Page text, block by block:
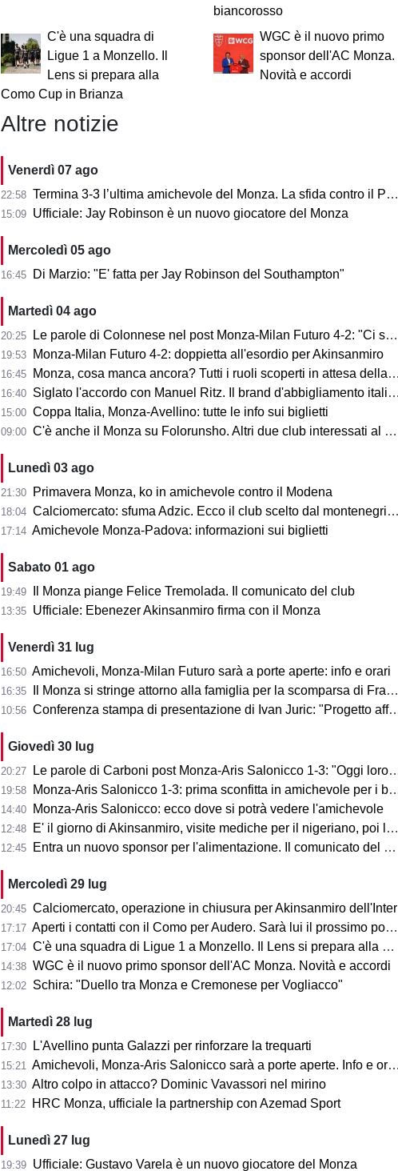
biancorosso
C'è una squadra di
Ligue 1 a Monzello. Il
Lens si prepara alla
Como Cup in Brianza
WGC è il nuovo primo
sponsor dell'AC Monza.
Novità e accordi
Altre notizie
Venerdì 07 ago
22:58 Termina 3-3 l’ultima amichevole del Monza. La sfida contro il Padova si concentra nella ripresa.
15:09 Ufficiale: Jay Robinson è un nuovo giocatore del Monza
Mercoledì 05 ago
16:45 Di Marzio: "E' fatta per Jay Robinson del Southampton"
Martedì 04 ago
20:25 Le parole di Colonnese nel post Monza-Milan Futuro 4-2: "Ci sentiamo importanti"
19:53 Monza-Milan Futuro 4-2: doppietta all'esordio per Akinsanmiro
16:45 Monza, cosa manca ancora? Tutti i ruoli scoperti in attesa della fine del mercato
16:40 Siglato l'accordo con Manuel Ritz. Il brand d'abbigliamento italiano vestirà il Monza
15:00 Coppa Italia, Monza-Avellino: tutte le info sui biglietti
09:00 C'è anche il Monza su Folorunsho. Altri due club interessati al giocatore
Lunedì 03 ago
21:30 Primavera Monza, ko in amichevole contro il Modena
18:04 Calciomercato: sfuma Adzic. Ecco il club scelto dal montenegrino.
17:14 Amichevole Monza-Padova: informazioni sui biglietti
Sabato 01 ago
19:49 Il Monza piange Felice Tremolada. Il comunicato del club
13:35 Ufficiale: Ebenezer Akinsanmiro firma con il Monza
Venerdì 31 lug
16:50 Amichevoli, Monza-Milan Futuro sarà a porte aperte: info e orari
16:35 Il Monza si stringe attorno alla famiglia per la scomparsa di Franco Baresi
10:56 Conferenza stampa di presentazione di Ivan Juric: "Progetto affascinante"
Giovedì 30 lug
20:27 Le parole di Carboni post Monza-Aris Salonicco 1-3: "Oggi loro più bravi di noi"
19:58 Monza-Aris Salonicco 1-3: prima sconfitta in amichevole per i brianzoli
14:40 Monza-Aris Salonicco: ecco dove si potrà vedere l'amichevole
12:48 E' il giorno di Akinsanmiro, visite mediche per il nigeriano, poi la firma
12:45 Entra un nuovo sponsor per l'alimentazione. Il comunicato del club biancorosso
Mercoledì 29 lug
20:45 Calciomercato, operazione in chiusura per Akinsanmiro dell'Inter
17:17 Aperti i contatti con il Como per Audero. Sarà lui il prossimo portiere biancorosso?
17:04 C'è una squadra di Ligue 1 a Monzello. Il Lens si prepara alla Como Cup in Brianza
14:38 WGC è il nuovo primo sponsor dell'AC Monza. Novità e accordi
12:02 Schira: "Duello tra Monza e Cremonese per Vogliacco"
Martedì 28 lug
17:30 L'Avellino punta Galazzi per rinforzare la trequarti
15:21 Amichevoli, Monza-Aris Salonicco sarà a porte aperte. Info e orari
13:30 Altro colpo in attacco? Dominic Vavassori nel mirino
11:22 HRC Monza, ufficiale la partnership con Azemad Sport
Lunedì 27 lug
19:39 Ufficiale: Gustavo Varela è un nuovo giocatore del Monza